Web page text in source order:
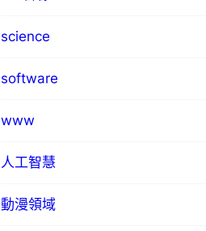
science
software
www
人工智慧
動漫領域